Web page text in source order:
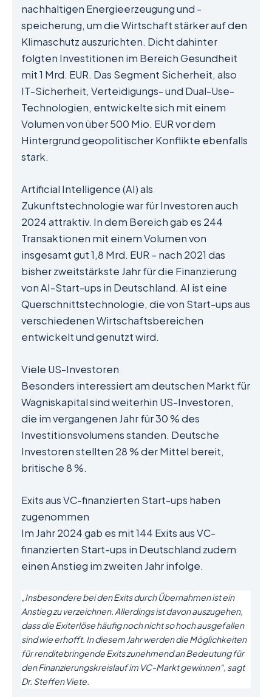
nachhaltigen Energieerzeugung und -
speicherung, um die Wirtschaft stärker auf den
Klimaschutz auszurichten. Dicht dahinter
folgten Investitionen im Bereich Gesundheit
mit 1 Mrd. EUR. Das Segment Sicherheit, also
IT-Sicherheit, Verteidigungs- und Dual-Use-
Technologien, entwickelte sich mit einem
Volumen von über 500 Mio. EUR vor dem
Hintergrund geopolitischer Konflikte ebenfalls
stark.
Artificial Intelligence (AI) als
Zukunftstechnologie war für Investoren auch
2024 attraktiv. In dem Bereich gab es 244
Transaktionen mit einem Volumen von
insgesamt gut 1,8 Mrd. EUR – nach 2021 das
bisher zweitstärkste Jahr für die Finanzierung
von AI-Start-ups in Deutschland. AI ist eine
Querschnittstechnologie, die von Start-ups aus
verschiedenen Wirtschaftsbereichen
entwickelt und genutzt wird.
Viele US-Investoren
Besonders interessiert am deutschen Markt für
Wagniskapital sind weiterhin US-Investoren,
die im vergangenen Jahr für 30 % des
Investitionsvolumens standen. Deutsche
Investoren stellten 28 % der Mittel bereit,
britische 8 %.
Exits aus VC-finanzierten Start-ups haben
zugenommen
Im Jahr 2024 gab es mit 144 Exits aus VC-
finanzierten Start-ups in Deutschland zudem
einen Anstieg im zweiten Jahr infolge.
„Insbesondere bei den Exits durch Übernahmen ist ein
Anstieg zu verzeichnen. Allerdings ist davon auszugehen,
dass die Exiterlöse häufig noch nicht so hoch ausgefallen
sind wie erhofft. In diesem Jahr werden die Möglichkeiten
für renditebringende Exits zunehmend an Bedeutung für
den Finanzierungskreislauf im VC-Markt gewinnen“, sagt
Dr. Steffen Viete.